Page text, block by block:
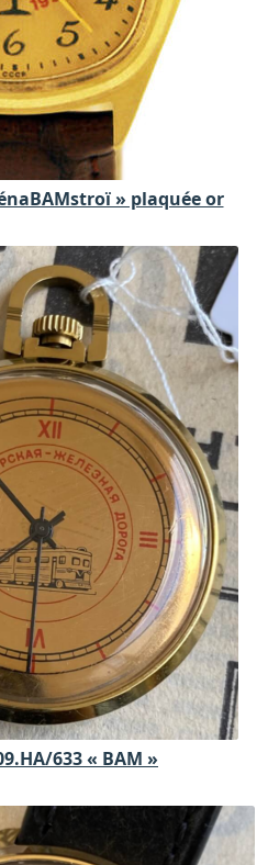
» plaquée or
633 « BAM »